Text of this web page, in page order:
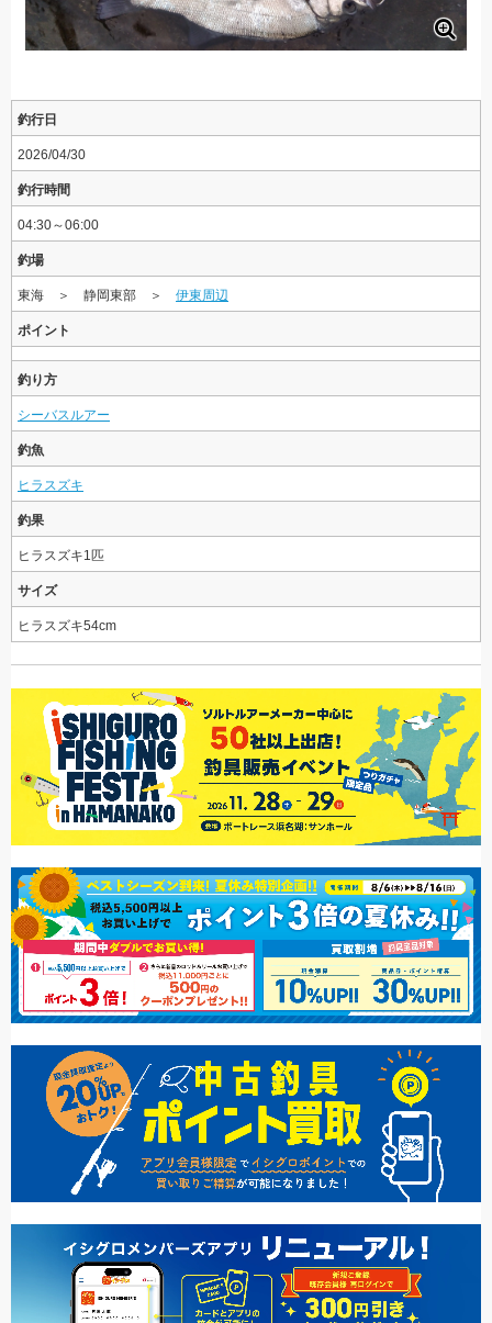
釣行日
2026/04/30
釣行時間
04:30～06:00
釣場
東海 ＞ 静岡東部 ＞ 伊東周辺
ポイント
釣り方
シーバスルアー
釣魚
ヒラスズキ
釣果
ヒラスズキ1匹
サイズ
ヒラスズキ54cm